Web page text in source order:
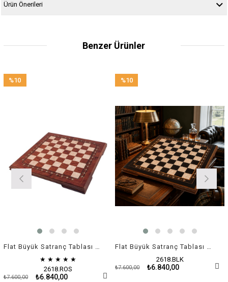
Ürün Önerileri
Benzer Ürünler
Flat Büyük Satranç Tablası / Ros
★ ★ ★ ★ ★
2618.ROS
₺6.840,00
₺7.600,00
%10
Flat Büyük Satranç Tablası / Siyah
2618.BLK
₺6.840,00
₺7.600,00
%10
%10İndirim